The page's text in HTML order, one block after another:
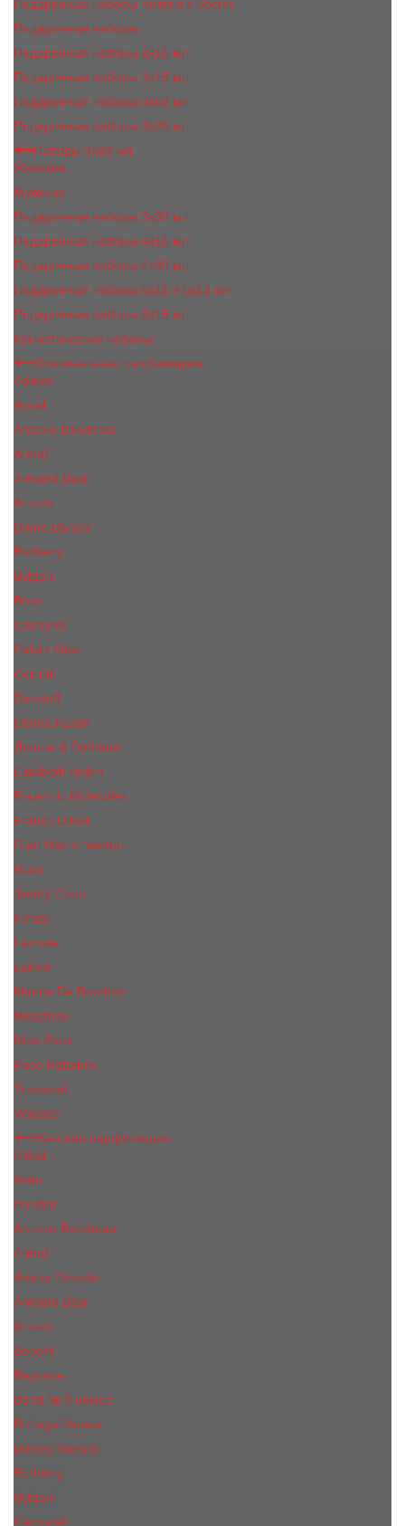
Подарочные наборы Victoria's Secret
Подарочные наборы
Подарочные наборы 2x15 мл
Подарочные наборы 3х15 мл
Подарочные наборы 3x50 мл
Подарочные наборы 3x20 мл
Наборы 3х20 мл
Женские
Мужские
Подарочные наборы 3х30 мл
Подарочные наборы 4x15 мл
Подарочные наборы 4x30 мл
Подарочные наборы 5x11 и 5х12 мл
Подарочные наборы 5x15 мл
Косметические наборы
Оригинальная парфюмерия
Adidas
Ajmal
Antonio Banderas
Armaf
Armand Basi
Azzaro
Bruno Banani
Burberry
Bvlgari
Boss
Cacharel
Calvin Klein
Cerruti
Davidoff
Donna Karan
Дольче & Габбана
Elizabeth Arden
Escentric Molecules
Franck Oliver
Gian Marco Venturi
Gucci
Jimmy Choo
Kenzo
Lacoste
Lanvin
Marina De Bourbon
Moschino
Nina Ricci
Paco Rabanne
Trussardi
Versace
Женская парфюмерия
Ajmal
Alaia
Annifen
Antonio Banderas
Armaf
Ariana Grande
Armand Basi
Azzaro
Benefit
Beyonce
Bond № 9 unisex
Bottega Veneta
Britney Spears
Burberry
Bvlgari
Cacharel